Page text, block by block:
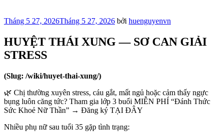
Đăng
Tháng 5 27, 2026Tháng 5 27, 2026 bởi huenguyenvn
HUYỆT THÁI XUNG — SƠ CAN GIẢI
STRESS
(Slug: /wiki/huyet-thai-xung/)
🌿 Chị thường xuyên stress, cáu gắt, mất ngủ hoặc cảm thấy ngực
bụng luôn căng tức? Tham gia lớp 3 buổi MIỄN PHÍ “Đánh Thức
Sức Khoẻ Nữ Thần” → Đăng ký TẠI ĐÂY
Nhiều phụ nữ sau tuổi 35 gặp tình trạng: